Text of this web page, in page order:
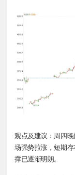
观点及建议：周四
场强势拉涨，短期
撑已逐渐明朗。